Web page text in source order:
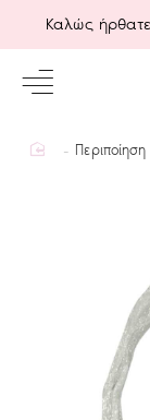
Καλώς
home